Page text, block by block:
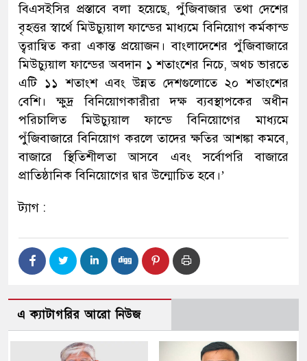
বিএসইসির প্রস্তাবে বলা হয়েছে, পুঁজিবাজার তথা দেশের
বৃহত্তর স্বার্থে মিউচ্যুয়াল ফান্ডের মাধ্যমে বিনিয়োগ কর্মকান্ড
ত্বরান্বিত করা একান্ত প্রয়োজন। বাংলাদেশের পুঁজিবাজারে
মিউচ্যুয়াল ফান্ডের অবদান ১ শতাংশের নিচে, অথচ ভারতে
এটি ১১ শতাংশ এবং উন্নত দেশগুলোতে ২০ শতাংশের
বেশি। ক্ষুদ্র বিনিয়োগকারীরা দক্ষ ব্যবস্থাপকের অধীন
পরিচালিত মিউচ্যুয়াল ফান্ডে বিনিয়োগের মাধ্যমে
পুঁজিবাজারে বিনিয়োগ করলে তাদের ক্ষতির আশঙ্কা কমবে,
বাজারে স্থিতিশীলতা আসবে এবং সর্বোপরি বাজারে
প্রাতিষ্ঠানিক বিনিয়োগের দ্বার উন্মোচিত হবে।’
ট্যাগ :
এ ক্যাটাগরির আরো নিউজ